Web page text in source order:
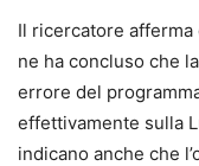
Il ricercatore
ne ha concluso che
errore del
effettivamente sulla
indicano anche che